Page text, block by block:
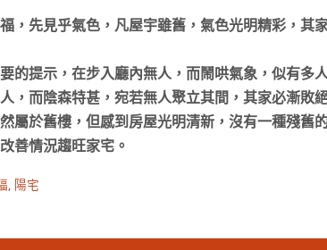
，先見乎氣色，凡屋宇雖舊，氣色光明精彩，其
的提示，在步入廳內無人，而鬧哄氣象，似有多
，而陰森特甚，宛若無人聚立其間，其家必漸敗
屬於舊樓，但感到房屋光明清新，沒有一種殘舊
善情況趨旺家宅。
, 陽宅